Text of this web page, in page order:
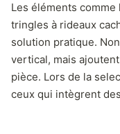
Les éléments
tringles à rideaux
solution pratique.
vertical, mais
pièce. Lors de la
ceux qui intègrent